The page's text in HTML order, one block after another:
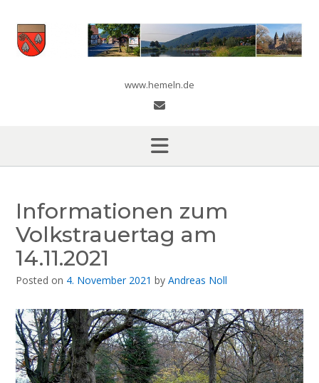
content
www.hemeln.de
Informationen zum
Volkstrauertag am
14.11.2021
Posted on 4. November 2021 by Andreas Noll